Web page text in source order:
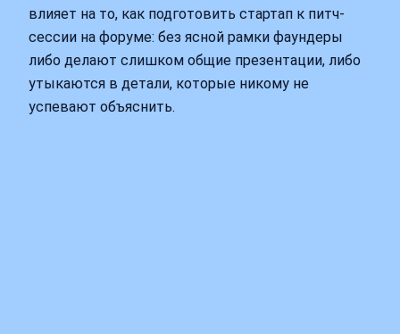
влияет на то, как подготовить стартап к питч-
сессии на форуме: без ясной рамки фаундеры
либо делают слишком общие презентации, либо
утыкаются в детали, которые никому не
успевают объяснить.